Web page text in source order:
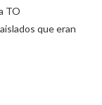
TO
que eran